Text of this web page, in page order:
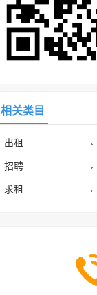
相关类目
出租
招聘
求租